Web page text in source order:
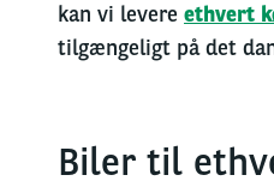
kan vi levere ethvert
tilgængeligt på det
Biler til